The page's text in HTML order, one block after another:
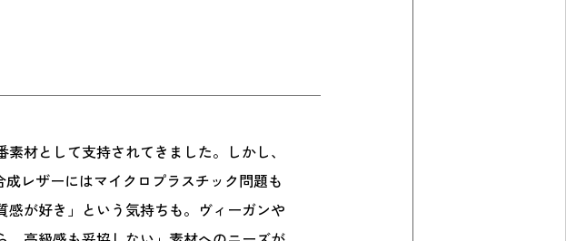
材として支持されてきました。しかし、
レザーにはマイクロプラスチック問題も
が好き」という気持ちも。ヴィーガンや